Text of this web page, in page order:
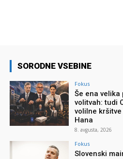
SORODNE VSEBINE
Fokus
Še ena
volitvah: tudi
volilne
Hana
8. avgusta, 2026
Fokus
Slovenski